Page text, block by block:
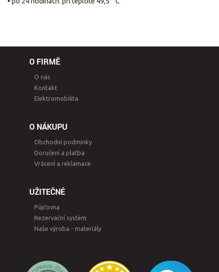
O FIRMĚ
O nás
Kontakt
Elektromobilita
O NÁKUPU
Obchodní podmínky
Doručení a platba
Vrácení a reklamace
UŽITEČNÉ
Půjčovna
Rezervační systém
Naše výroba - materiály